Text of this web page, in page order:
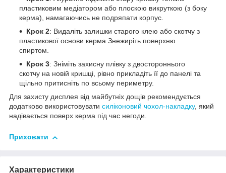
пластиковим медіатором або плоскою викруткою (з боку
керма), намагаючись не подряпати корпус.
Крок 2: Видаліть залишки старого клею або скотчу з
пластикової основи керма.Знежиріть поверхню
спиртом.
Крок 3: Зніміть захисну плівку з двостороннього
скотчу на новій кришці, рівно прикладіть її до панелі та
щільно притисніть по всьому периметру.
Для захисту дисплея від майбутніх дощів рекомендується
додатково використовувати силіконовий чохол-накладку, який
надівається поверх керма під час негоди.
Приховати
Характеристики